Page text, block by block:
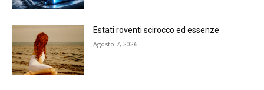
Estati roventi scirocco ed essenze
Agosto 7, 2026